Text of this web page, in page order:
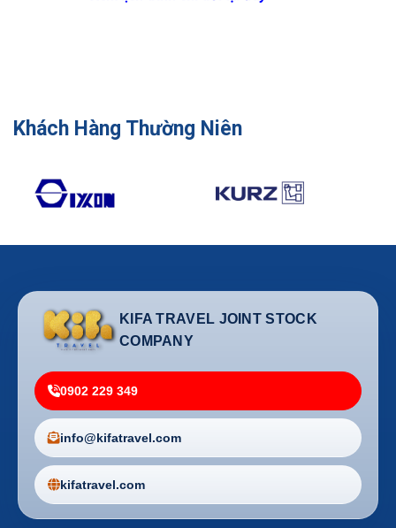
Khách Hàng Thường Niên
KIFA TRAVEL JOINT STOCK
COMPANY
0902 229 349
info@kifatravel.com
kifatravel.com